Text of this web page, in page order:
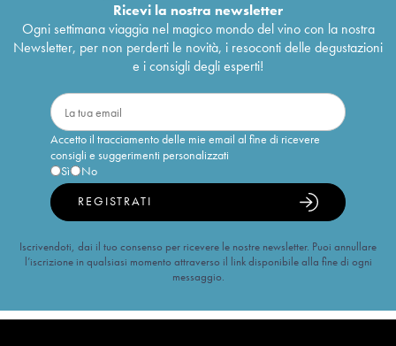
Ricevi la nostra newsletter
Ogni settimana viaggia nel magico mondo del vino con la nostra
Newsletter, per non perderti le novità, i resoconti delle degustazioni
e i consigli degli esperti!
Accetto il tracciamento delle mie email al fine di ricevere
consigli e suggerimenti personalizzati
Sì
No
REGISTRATI
Iscrivendoti, dai il tuo consenso per ricevere le nostre newsletter. Puoi annullare
l’iscrizione in qualsiasi momento attraverso il link disponibile alla fine di ogni
messaggio.